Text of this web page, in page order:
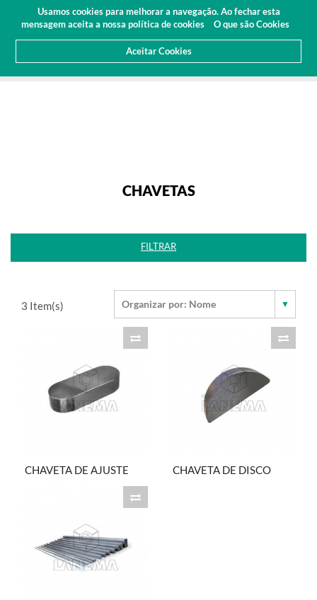
Usamos cookies para melhorar a navegação. Ao fechar esta
mensagem aceita a nossa política de cookies
O que são Cookies
Aceitar Cookies
Área Cliente
Orçamento(0)
CHAVETAS
FILTRAR
3 Item(s)
CHAVETA DE AJUSTE CHAVETA DE DISCO